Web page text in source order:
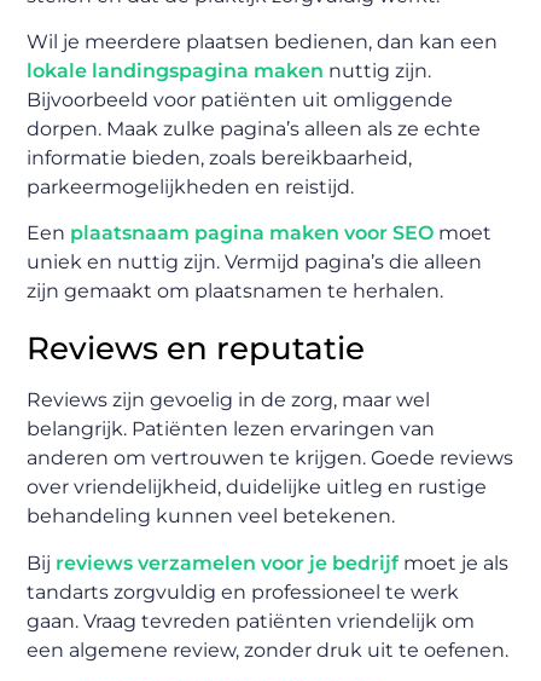
Wil je meerdere plaatsen bedienen, dan kan een
lokale landingspagina maken nuttig zijn.
Bijvoorbeeld voor patiënten uit omliggende
dorpen. Maak zulke pagina’s alleen als ze echte
informatie bieden, zoals bereikbaarheid,
parkeermogelijkheden en reistijd.
Een plaatsnaam pagina maken voor SEO moet
uniek en nuttig zijn. Vermijd pagina’s die alleen
zijn gemaakt om plaatsnamen te herhalen.
Reviews en reputatie
Reviews zijn gevoelig in de zorg, maar wel
belangrijk. Patiënten lezen ervaringen van
anderen om vertrouwen te krijgen. Goede reviews
over vriendelijkheid, duidelijke uitleg en rustige
behandeling kunnen veel betekenen.
Bij reviews verzamelen voor je bedrijfmoet je als
tandarts zorgvuldig en professioneel te werk
gaan. Vraag tevreden patiënten vriendelijk om
een algemene review, zonder druk uit te oefenen.